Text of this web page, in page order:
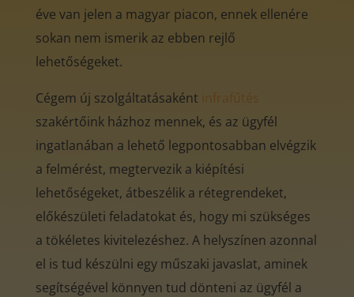
éve van jelen a magyar piacon, ennek ellenére
sokan nem ismerik az ebben rejlő
lehetőségeket.
Cégem új szolgáltatásaként infrafűtés
szakértőink házhoz mennek, és az ügyfél
ingatlanában a lehető legpontosabban elvégzik
a felmérést, megtervezik a kiépítési
lehetőségeket, átbeszélik a rétegrendeket,
előkészületi feladatokat és, hogy mi szükséges
a tökéletes kivitelezéshez. A helyszínen azonnal
el is tud készülni egy műszaki javaslat, aminek
segítségével könnyen tud dönteni az ügyfél a